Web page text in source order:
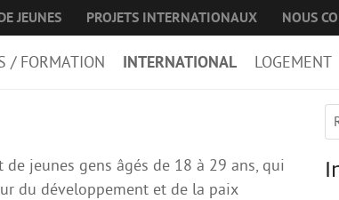
JEUNES PROJETS INTERNATIONAUX NOUS
/ FORMATION INTERNATIONAL LOGEMENT
de jeunes gens âgés de 18 à 29 ans, qui
du développement et de la paix